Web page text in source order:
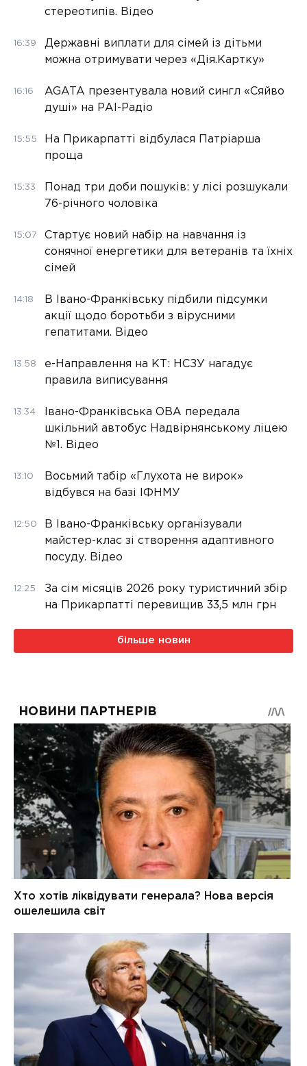
стереотипів. Відео
16:39
Державні виплати для сімей із дітьми
можна отримувати через «Дія.Картку»
16:16
AGATA презентувала новий сингл «Сяйво
душі» на РАІ-Радіо
15:55
На Прикарпатті відбулася Патріарша
проща
15:33
Понад три доби пошуків: у лісі розшукали
76-річного чоловіка
15:07
Стартує новий набір на навчання із
сонячної енергетики для ветеранів та їхніх
сімей
14:18
В Івано-Франківську підбили підсумки
акції щодо боротьби з вірусними
гепатитами. Відео
13:58
е-Направлення на КТ: НСЗУ нагадує
правила виписування
13:34
Івано-Франківська ОВА передала
шкільний автобус Надвірнянському ліцею
№1. Відео
13:10
Восьмий табір «Глухота не вирок»
відбувся на базі ІФНМУ
12:50
В Івано-Франківську організували
майстер-клас зі створення адаптивного
посуду. Відео
12:25
За сім місяців 2026 року туристичний збір
на Прикарпатті перевищив 33,5 млн грн
більше новин